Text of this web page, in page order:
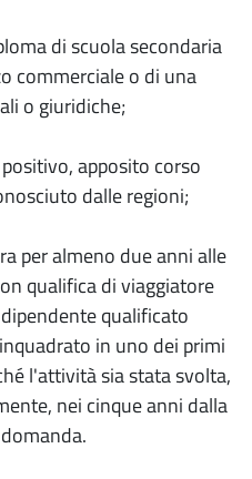
di scuola secondaria
commerciale o di una
o giuridiche;
apposito corso
dalle regioni;
per almeno due anni alle
qualifica di viaggiatore
qualificato
in uno dei primi
l'attività sia stata svolta,
nei cinque anni dalla